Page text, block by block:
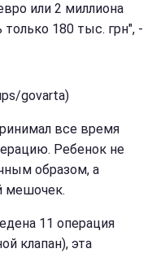
или 2 миллиона
180 тыс. грн", -
govarta)
все время
Ребенок не
образом, а
мешочек.
11 операция
клапан), эта